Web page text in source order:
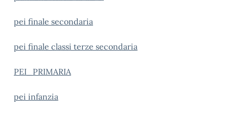
pei finale secondaria
pei finale classi terze secondaria
PEI_PRIMARIA
pei infanzia